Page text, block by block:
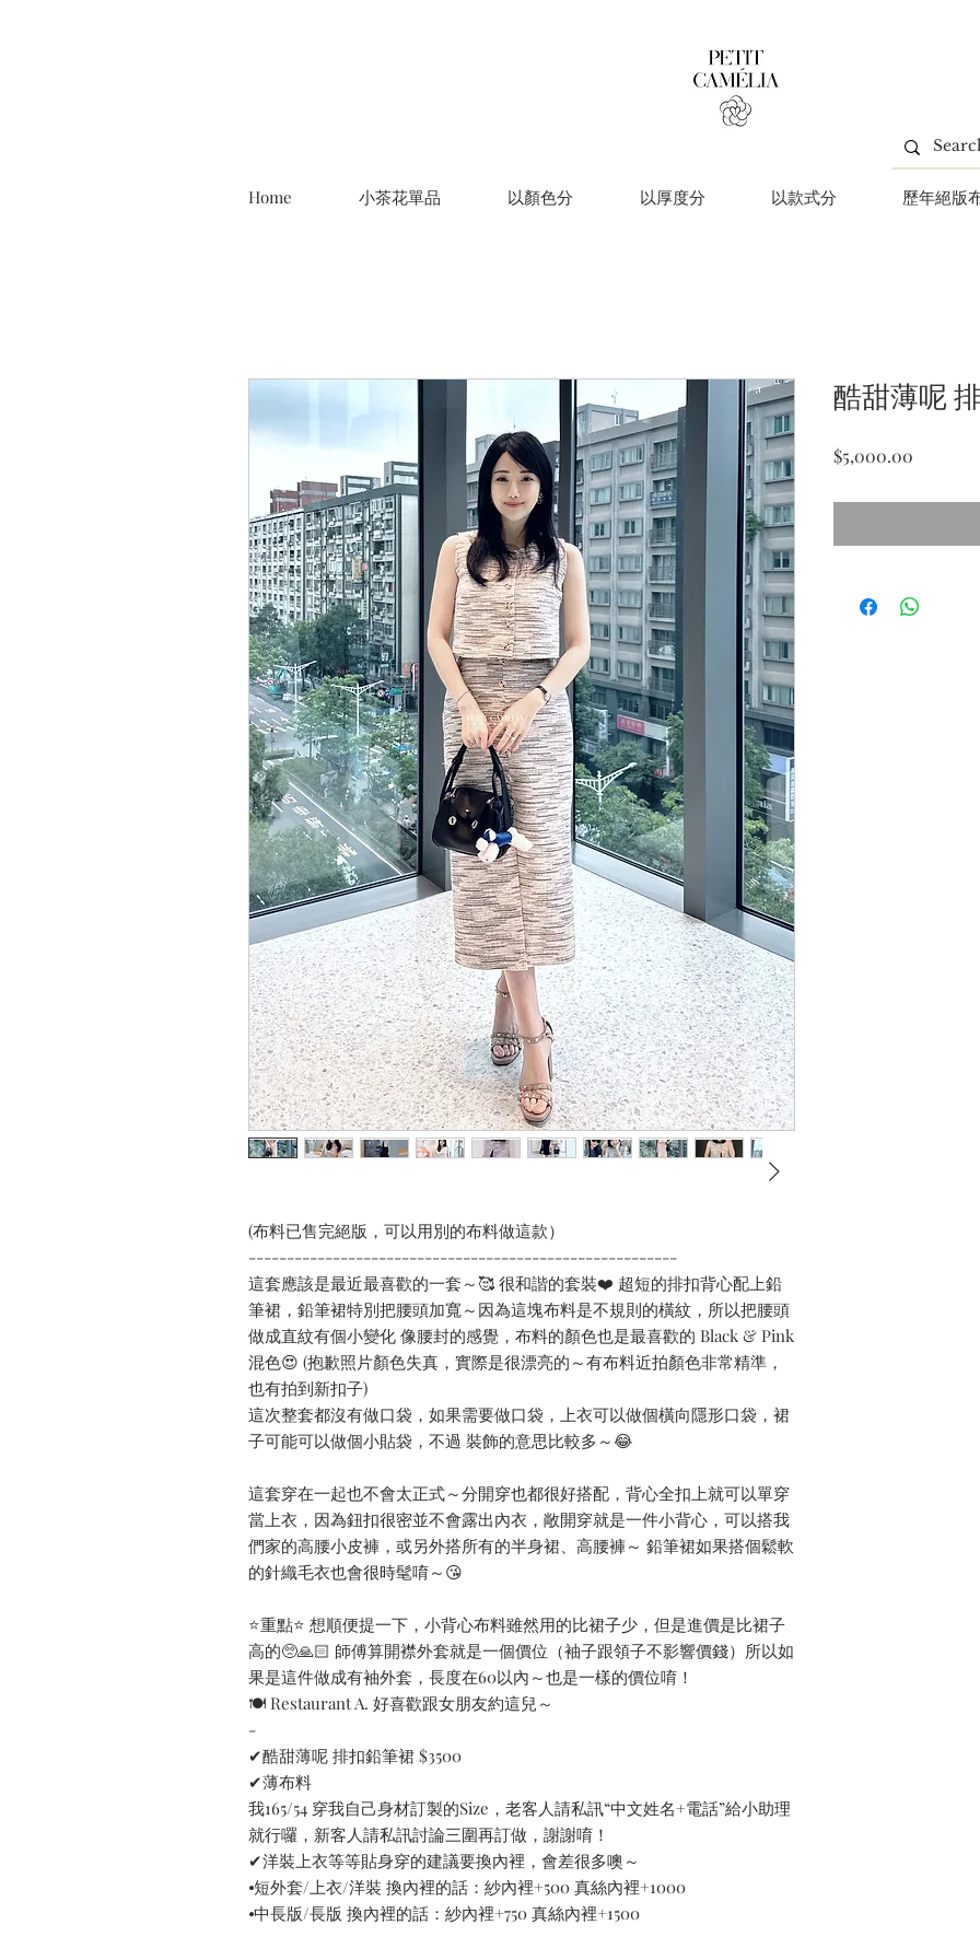
Home 小茶花單品 以顏色分 以厚度分 以款式分 歷年絕版
(布料已售完絕版，可以用別的布料做這款）
--------------------------------------------------------
這套應該是最近最喜歡的一套～🥰 很和諧的套裝❤️ 超短的排扣背心配上鉛
筆裙，鉛筆裙特別把腰頭加寬～因為這塊布料是不規則的橫紋，所以把腰頭
做成直紋有個小變化 像腰封的感覺，布料的顏色也是最喜歡的 Black & Pink
混色😍 (抱歉照片顏色失真，實際是很漂亮的～有布料近拍顏色非常精準，
也有拍到新扣子)
這次整套都沒有做口袋，如果需要做口袋，上衣可以做個橫向隱形口袋，裙
子可能可以做個小貼袋，不過 裝飾的意思比較多～😂
這套穿在一起也不會太正式～分開穿也都很好搭配，背心全扣上就可以單穿
當上衣，因為鈕扣很密並不會露出內衣，敞開穿就是一件小背心，可以搭我
們家的高腰小皮褲，或另外搭所有的半身裙、高腰褲～ 鉛筆裙如果搭個鬆軟
的針織毛衣也會很時髦唷～😘
⭐️重點⭐️ 想順便提一下，小背心布料雖然用的比裙子少，但是進價是比裙子
高的🥺🙏🏻 師傅算開襟外套就是一個價位（袖子跟領子不影響價錢）所以如
果是這件做成有袖外套，長度在60以內～也是一樣的價位唷！
🍽 Restaurant A. 好喜歡跟女朋友約這兒～
-
✔酷甜薄呢 排扣鉛筆裙 $3500
✔薄布料
我165/54 穿我自己身材訂製的Size，老客人請私訊“中文姓名+電話”給小助理
就行囉，新客人請私訊討論三圍再訂做，謝謝唷！
✔洋裝上衣等等貼身穿的建議要換內裡，會差很多噢～
⦁短外套/上衣/洋裝 換內裡的話：紗內裡+500 真絲內裡+1000
⦁中長版/長版 換內裡的話：紗內裡+750 真絲內裡+1500
酷甜薄呢
$5,000.00